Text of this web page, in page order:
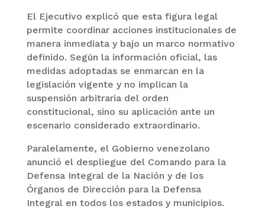
El Ejecutivo explicó que esta figura legal
permite coordinar acciones institucionales de
manera inmediata y bajo un marco normativo
definido. Según la información oficial, las
medidas adoptadas se enmarcan en la
legislación vigente y no implican la
suspensión arbitraria del orden
constitucional, sino su aplicación ante un
escenario considerado extraordinario.
Paralelamente, el Gobierno venezolano
anunció el despliegue del Comando para la
Defensa Integral de la Nación y de los
Órganos de Dirección para la Defensa
Integral en todos los estados y municipios.